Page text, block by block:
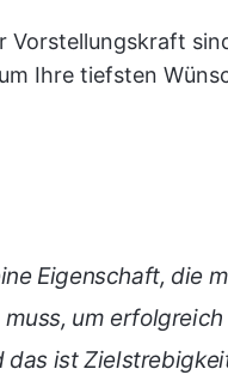
Vorstellungskraft
Ihre tiefsten
Eigenschaft, die
um erfolgreich
das ist